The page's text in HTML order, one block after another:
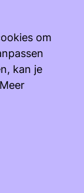
Salt
t/m
uur
je niet meer
om
kan je